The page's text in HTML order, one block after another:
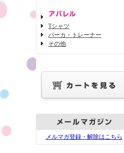
Tシャツ
パーカ・トレーナー
その他
メルマガ登録・解除はこちら